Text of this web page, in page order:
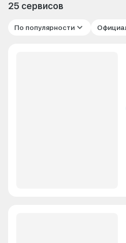
25 сервисов
По популярности